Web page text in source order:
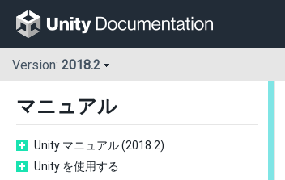
Version: 2018.2
マニュアル
Unity マニュアル (2018.2)
Unity を使用する